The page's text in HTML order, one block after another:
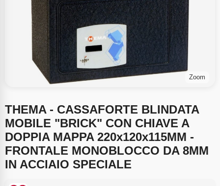
Zoom
THEMA - CASSAFORTE BLINDATA
MOBILE "BRICK" CON CHIAVE A
DOPPIA MAPPA 220x120x115MM -
FRONTALE MONOBLOCCO DA 8MM
IN ACCIAIO SPECIALE